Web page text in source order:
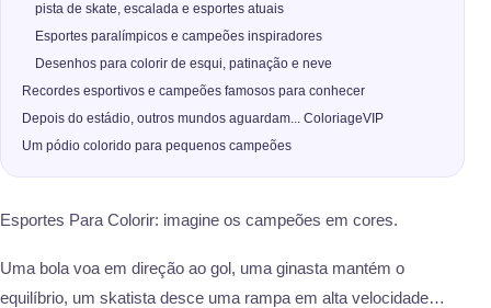
pista de skate, escalada e esportes atuais
Esportes paralímpicos e campeões inspiradores
Desenhos para colorir de esqui, patinação e neve
Recordes esportivos e campeões famosos para conhecer
Depois do estádio, outros mundos aguardam... ColoriageVIP
Um pódio colorido para pequenos campeões
Esportes Para Colorir: imagine os campeões em cores.
Uma bola voa em direção ao gol, uma ginasta mantém o
equilíbrio, um skatista desce uma rampa em alta velocidade…